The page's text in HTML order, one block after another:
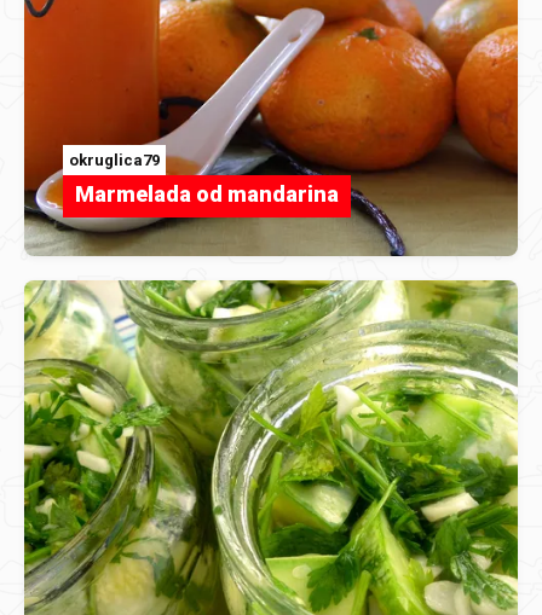
okruglica79
Marmelada od mandarina